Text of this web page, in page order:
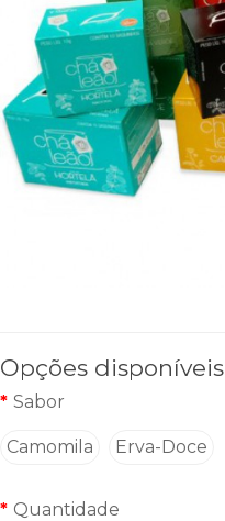
Opções disponíveis
Sabor
Camomila Erva-Doce
Quantidade